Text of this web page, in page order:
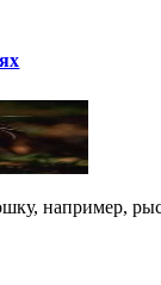
например,